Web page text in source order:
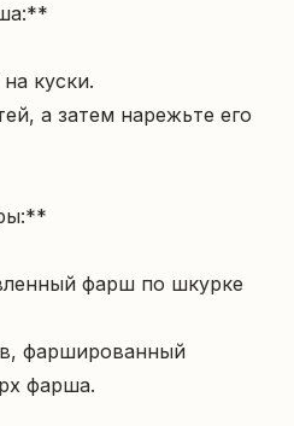
куски.
а затем нарежьте его
фарш по шкурке
фаршированный
фарша.